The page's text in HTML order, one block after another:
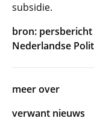
subsidie.
bron:
Nederlandse
meer over
verwant nieuws